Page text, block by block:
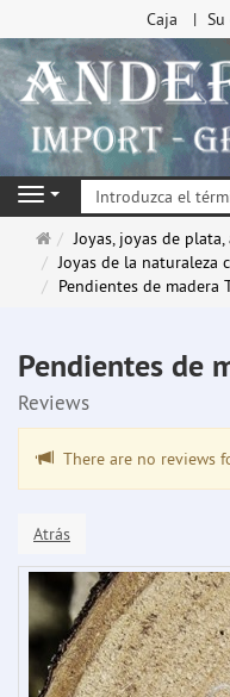
Caja
Navigation
Página
de
inicio
Joyas, joyas de
Joyas de la naturaleza
Pendientes de madera
Pendientes de
Reviews
There are no reviews
Atrás